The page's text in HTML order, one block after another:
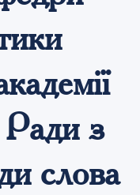
з
слова